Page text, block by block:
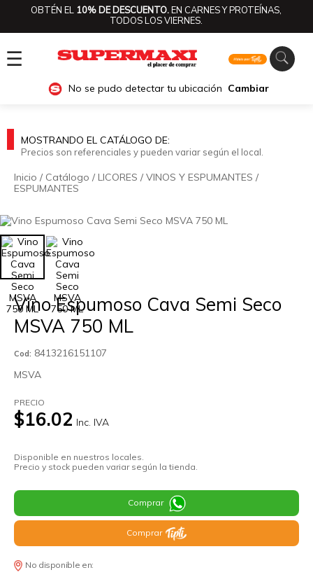
OBTÉN EL 10% DE DESCUENTO.EN CARNES Y PROTEÍNAS,
TODOS LOS VIERNES.
☰
No se pudo detectar tu ubicación Cambiar
MOSTRANDO EL CATÁLOGO DE:
Precios son referenciales y pueden variar según el local.
Inicio / Catálogo / LICORES /VINOS Y ESPUMANTES /
ESPUMANTES
Vino Espumoso Cava Semi Seco
MSVA 750 ML
Cod: 8413216151107
MSVA
PRECIO
$16.02 Inc. IVA
Disponible en nuestros locales.
Precio y stock pueden variar según la tienda.
Comprar
Comprar
No disponible en: